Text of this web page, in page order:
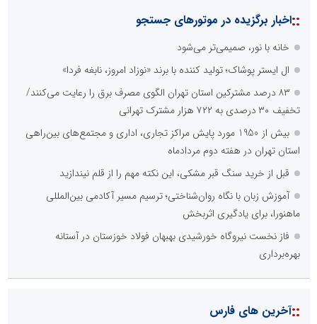
::اخبار برگزیده در موتورهای جستجو
خانه با نور، صمیمی‌تر می‌شود
ال ایستر پوشاک؛ تولید کننده با برند «نوزاد امروز، نابغه فردا»
۸۳ درصد مشترکین استان تهران الگوی مصرف برق را رعایت می‌کنند/
تخفیف ۳۰ درصدی به ۷۲۲ هزار مشترک تهرانی
بیش از 1950 مورد پایش مراکز تجاری، اداری و مجتمع‌های بین‌راهی
استان تهران در هفته دوم مردادماه
قبل از خرید سنگ قبر مشکی، این نکته مهم را از قلم نیندازید
آموزش زبان با نگاه روان‌شناختی؛ ترسیم مسیر آکادمی بین‌المللی
ماهنورا، برای یادگیری اثربخش
فاز نخست نیروگاه خورشیدی بهبهان فولاد خوزستان در آستانه
بهره‌برداری
::آخرین های فارس